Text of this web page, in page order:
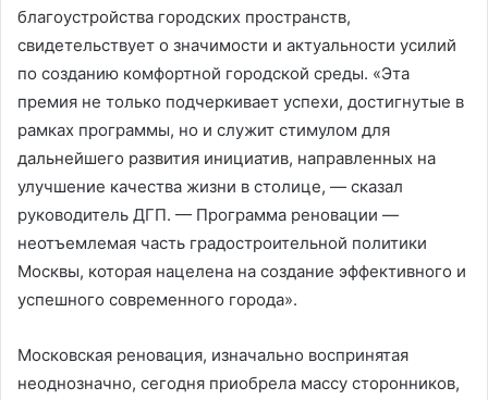
благоустройства городских пространств,
свидетельствует о значимости и актуальности усилий
по созданию комфортной городской среды. «Эта
премия не только подчеркивает успехи, достигнутые в
рамках программы, но и служит стимулом для
дальнейшего развития инициатив, направленных на
улучшение качества жизни в столице, — сказал
руководитель ДГП. — Программа реновации —
неотъемлемая часть градостроительной политики
Москвы, которая нацелена на создание эффективного и
успешного современного города».
Московская реновация, изначально воспринятая
неоднозначно, сегодня приобрела массу сторонников,